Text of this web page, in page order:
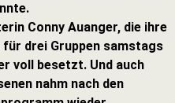
Conny Auanger, die ihre
drei Gruppen samstags
voll besetzt. Und auch
nahm nach den